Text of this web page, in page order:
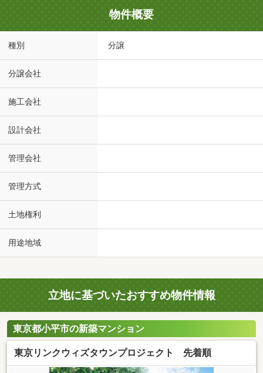
物件概要
種別 分譲
分譲会社
施工会社
設計会社
管理会社
管理方式
土地権利
用途地域
立地に基づいたおすすめ物件情報
東京都小平市の新築マンション
東京リンクウィズタウンプロジェクト 先着順